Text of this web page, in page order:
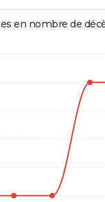
en nombre de